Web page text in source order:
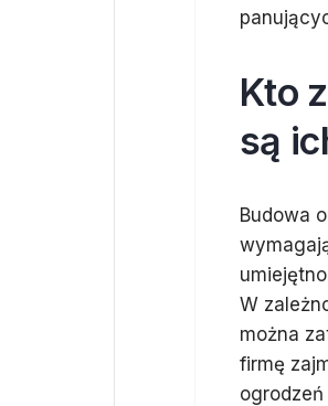
Kto
są
Budowa
W
można
firmę